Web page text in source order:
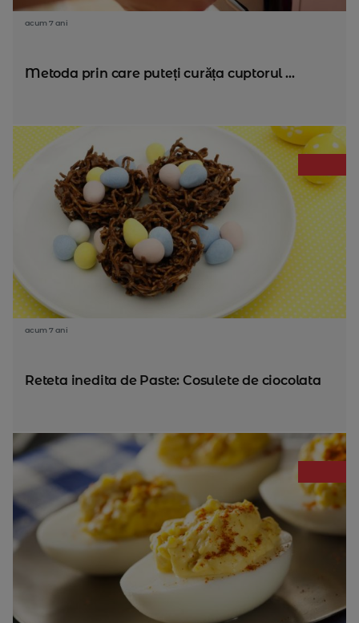
acum 7 ani
Metoda prin care puteți curăța cuptorul ...
acum 7 ani
Reteta inedita de Paste: Cosulete de ciocolata